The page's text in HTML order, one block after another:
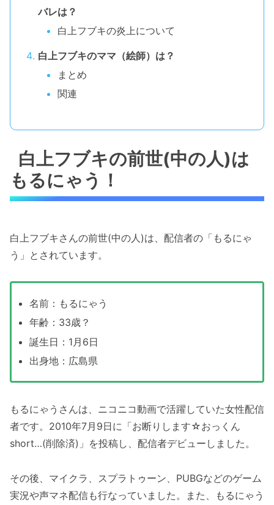
バレは？
白上フブキの炎上について
白上フブキのママ（絵師）は？
まとめ
関連
白上フブキの前世(中の人)は
もるにゃう！
白上フブキさんの前世(中の人)は、配信者の「もるにゃ
う」とされています。
名前：もるにゃう
年齢：33歳？
誕生日：1月6日
出身地：広島県
もるにゃうさんは、ニコニコ動画で活躍していた女性配信
者です。2010年7月9日に「お断りします☆おっくん
short…(削除済)」を投稿し、配信者デビューしました。
その後、マイクラ、スプラトゥーン、PUBGなどのゲーム
実況や声マネ配信も行なっていました。また、もるにゃう